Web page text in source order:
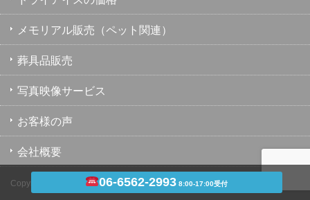
メモリアル販売（ペット関連）
葬具品販売
写真映像サービス
お客様の声
会社概要
Copyright © ドライアイスのユウキ
06-6562-2993 8:00-17:00受付